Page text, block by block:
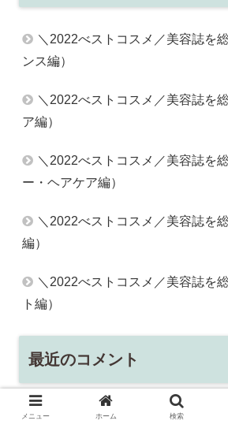
＼2022べストコスメ／美容誌を
ンス編）
＼2022べストコスメ／美容誌を
ア編）
＼2022べストコスメ／美容誌を
ー・ヘアケア編）
＼2022べストコスメ／美容誌を
編）
＼2022べストコスメ／美容誌を
ト編）
最近のコメント
アーカイブ
メニュー ホーム 検索